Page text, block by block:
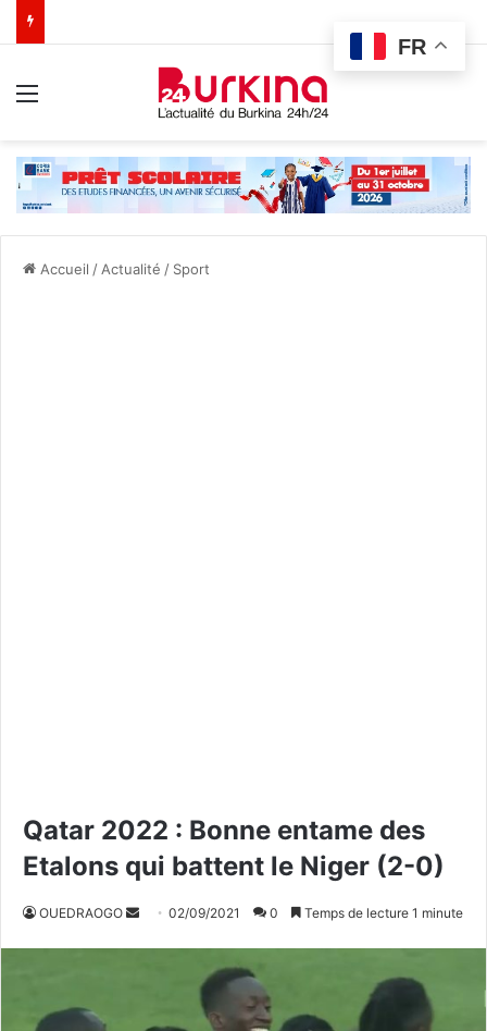
Accueil / Actualité / Sport
Qatar 2022 : Bonne entame des
Etalons qui battent le Niger (2-0)
OUEDRAOGO 02/09/2021 0 Temps de lecture 1 minute
FR